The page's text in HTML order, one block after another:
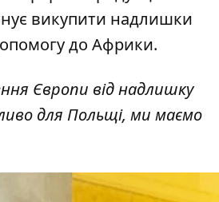
викупити надлишки
до Африки.
Європи від надлишку
для Польщі, ми маємо